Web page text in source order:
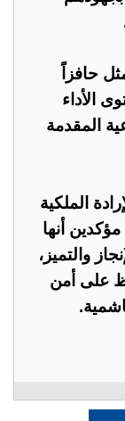
حافزاً
الأداء
المقدمة
الملكية
أنها
والتميز،
على أمن